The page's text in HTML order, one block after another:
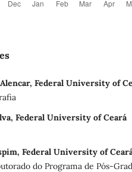
Alencar, Federal University of
Federal University of Ceará
Federal University of
do Programa de Pós-